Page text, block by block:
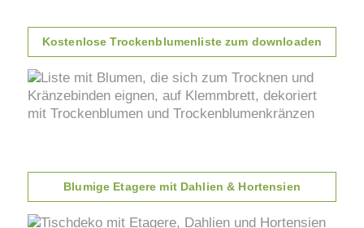
Kostenlose Trockenblumenliste zum downloaden
Blumige Etagere mit Dahlien & Hortensien